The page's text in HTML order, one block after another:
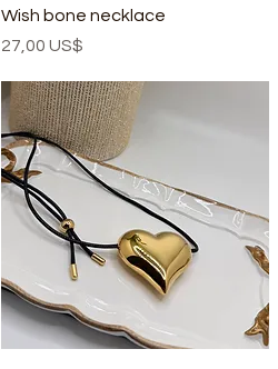
Wish bone necklace
Precio
27,00 US$